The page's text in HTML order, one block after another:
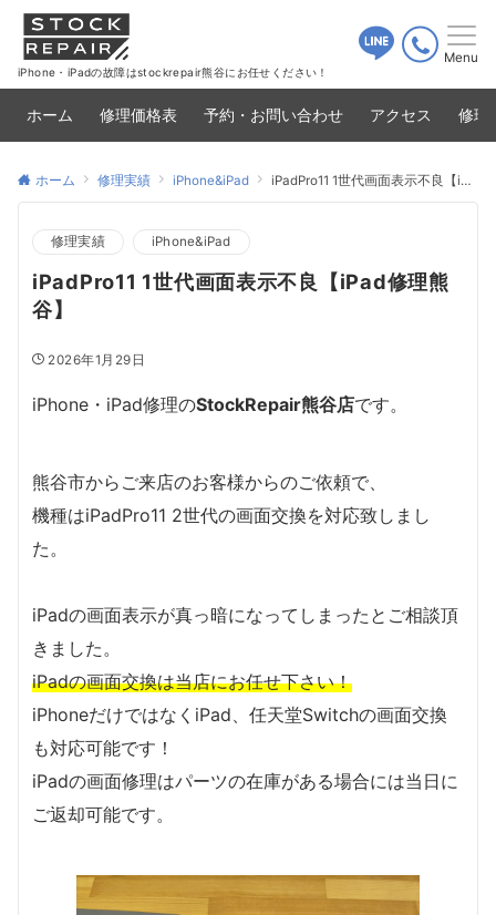
iPhone・iPadの故障はstockrepair熊谷にお任せください！
Menu
ホーム 修理価格表 予約・お問い合わせ アクセス 修理
ホーム 修理実績 iPhone&iPad iPadPro11 1世代画面表示不良【iPad修理熊谷】
修理実績 iPhone&iPad
iPadPro11 1世代画面表示不良【iPad修理熊
谷】
2026年1月29日
iPhone・iPad修理のStockRepair熊谷店です。
熊谷市からご来店のお客様からのご依頼で、
機種はiPadPro11 2世代の画面交換を対応致しまし
た。
iPadの画面表示が真っ暗になってしまったとご相談頂
きました。
iPadの画面交換は当店にお任せ下さい！
iPhoneだけではなくiPad、任天堂Switchの画面交換
も対応可能です！
iPadの画面修理はパーツの在庫がある場合には当日に
ご返却可能です。